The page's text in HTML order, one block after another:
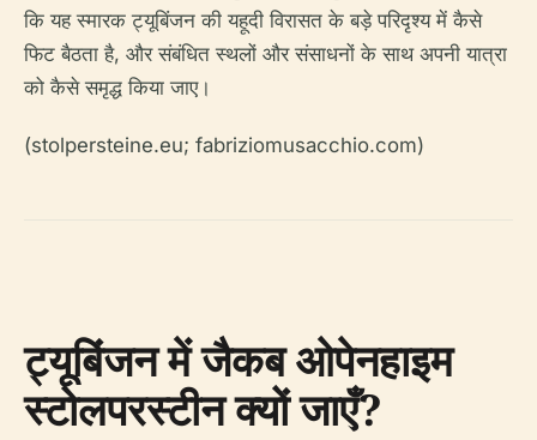
कि यह स्मारक ट्यूबिंजन की यहूदी विरासत के बड़े परिदृश्य में कैसे
फिट बैठता है, और संबंधित स्थलों और संसाधनों के साथ अपनी यात्रा
को कैसे समृद्ध किया जाए।
(stolpersteine.eu; fabriziomusacchio.com)
ट्यूबिंजन में जैकब ओपेनहाइम
स्टोलपरस्टीन क्यों जाएँ?